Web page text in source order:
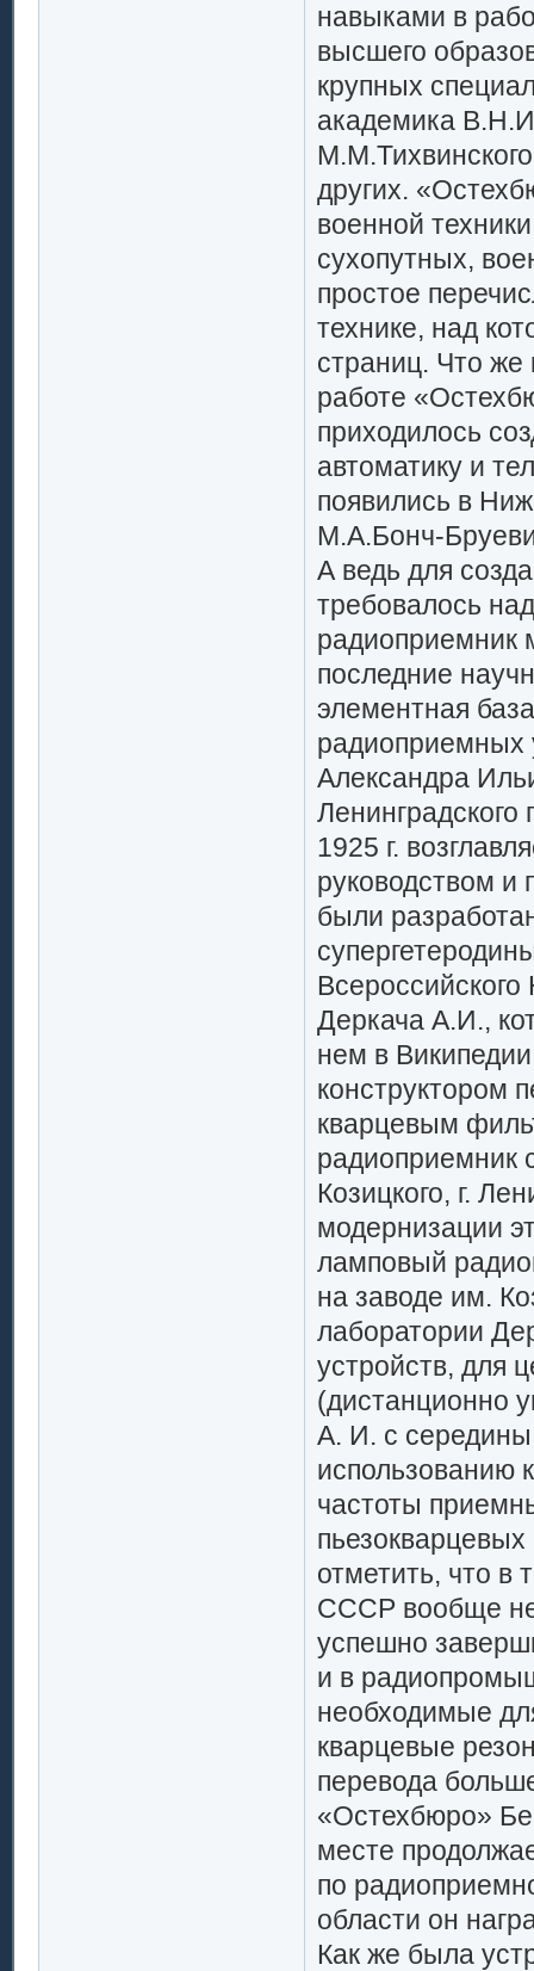
навыками в
высшего
крупных
академика
других.
военной
сухопутных,
простое
технике, над
страниц. Что же
работе
приходилось
автоматику и
появились в
М.А.Бонч-
А ведь для
требовалось
радиоприемник
последние
элементная
радиоприемных
Александра
Ленинградского
1925 г.
руководством и
были
Деркача А.И.,
нем в
конструктором
кварцевым
радиоприемник
Козицкого, г.
модернизации
ламповый
на заводе им.
лаборатории
устройств, для
(дистанционно
А. И. с середины
использованию
частоты
отметить, что в
СССР вообще не
успешно
и в
необходимые
кварцевые
перевода
«Остехбюро»
месте
по
области он
Как же была